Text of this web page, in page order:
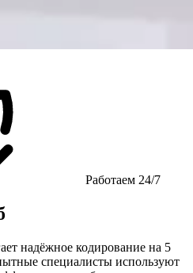
Работаем 24/7
надёжное кодирование на 5
специалисты используют